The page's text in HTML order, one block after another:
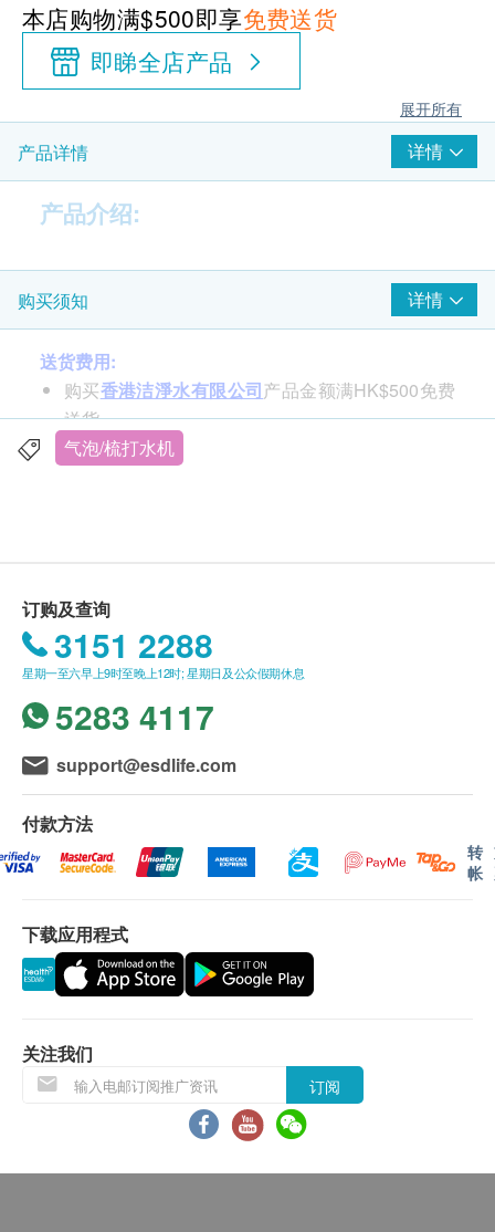
本店购物满$500即享免费送货
即睇全店产品
展开所有
产品详情 详情
产品介绍:
NEX SPARKING ONE 500ML 水樽
适用于NEX Sparkling One 气泡水/梳打水机
不锈钢材质
83mm x 190mm
可制作425ml梳打水
不可放进洗碗碟机
如破损不可使用
购买须知 详情
送货费用:
购买香港洁淨水有限公司产品金额满HK$500免费
送货。
订单金额不足HK$500顾客需支付运费HK$35。
时间不设选择，星期日并不提供派送服务。
因资讯不足无法配送的滞留订单将会被配送方保留，
直至配送方联络香港洁净水有限公司。香港洁净水有
限公司将会以电子邮件的形式通知用户，请回覆信箱
中的邮件或联系客服人员。逾期5日未能得到回覆的
订单香港洁净水有限公司将安排返回仓库及退款。
送货地区:
香港岛、九龙、新界及离岛：大屿山地区（东涌／愉
景湾／赤腊角／香港迪士尼／马湾)
岛遍远地区（梅窝／贝澳／长沙／塘福／石壁／昂坪
／大澳／ 长洲／南丫岛)
以上地区订单由顺丰（香港）派送
直达或没有升降机设备之收货地点。
签收时需核对身份。
气泡/梳打水机
订购及查询
3151 2288
星期一至六早上9时至晚上12时; 星期日及公众假期休息
5283 4117
support@esdlife.com
付款方法
转
帐
下载应用程式
关注我们
订阅